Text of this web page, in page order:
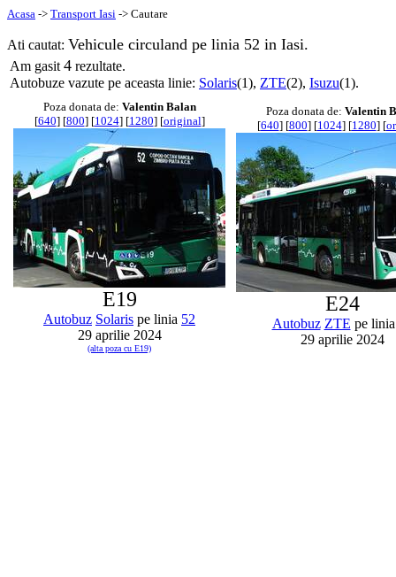
Acasa -> Transport Iasi -> Cautare
Ati cautat: Vehicule circuland pe linia 52 in Iasi.
Am gasit 4 rezultate.
Autobuze vazute pe aceasta linie: Solaris(1), ZTE(2), Isuzu(1).
Poza donata de: Valentin Balan
[640] [800] [1024] [1280] [original]
E19
Autobuz Solaris pe linia 52
29 aprilie 2024
(alta poza cu E19)
Poza donata de: Valentin
[640] [800] [1024] [1280] [
E24
Autobuz ZTE pe
29 aprilie 2024